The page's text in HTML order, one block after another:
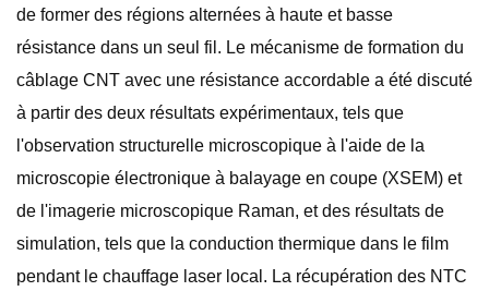
de former des régions alternées à haute et basse
résistance dans un seul fil. Le mécanisme de formation du
câblage CNT avec une résistance accordable a été discuté
à partir des deux résultats expérimentaux, tels que
l'observation structurelle microscopique à l'aide de la
microscopie électronique à balayage en coupe (XSEM) et
de l'imagerie microscopique Raman, et des résultats de
simulation, tels que la conduction thermique dans le film
pendant le chauffage laser local. La récupération des NTC